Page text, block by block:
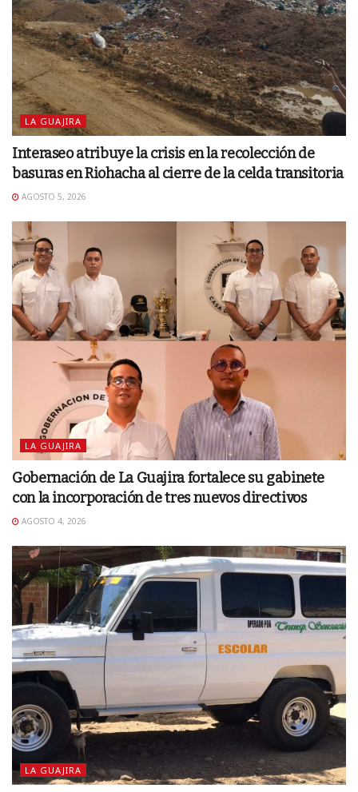
LA GUAJIRA
Interaseo atribuye la crisis en la recolección de
basuras en Riohacha al cierre de la celda transitoria
AGOSTO 5, 2026
LA GUAJIRA
Gobernación de La Guajira fortalece su gabinete
con la incorporación de tres nuevos directivos
AGOSTO 4, 2026
LA GUAJIRA